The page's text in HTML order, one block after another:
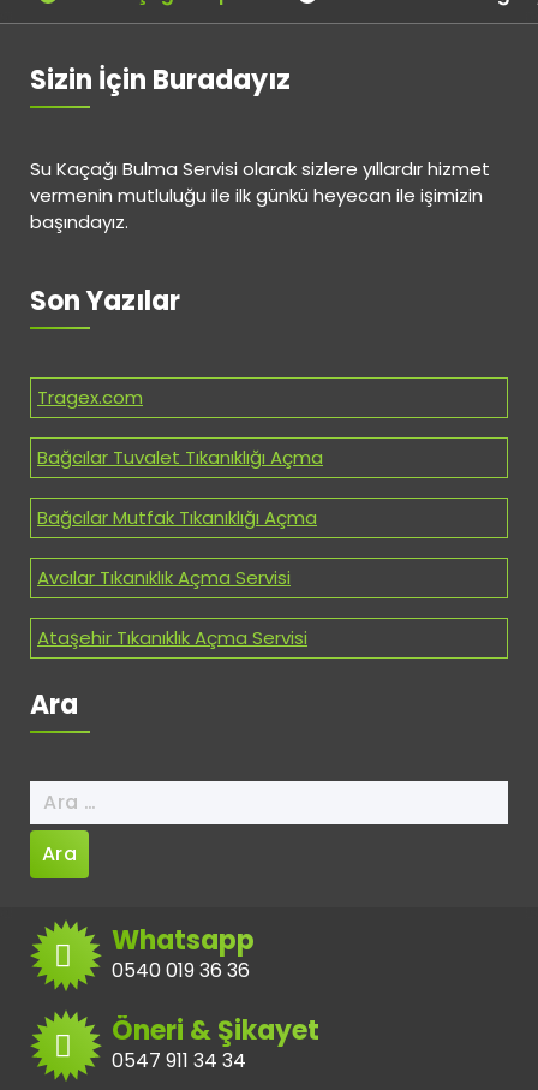
Sizin İçin Buradayız
Su Kaçağı Bulma Servisi olarak sizlere yıllardır hizmet
vermenin mutluluğu ile ilk günkü heyecan ile işimizin
başındayız.
Son Yazılar
Tragex.com
Bağcılar Tuvalet Tıkanıklığı Açma
Bağcılar Mutfak Tıkanıklığı Açma
Avcılar Tıkanıklık Açma Servisi
Ataşehir Tıkanıklık Açma Servisi
Ara
Arama:
Whatsapp
0540 019 36 36
Öneri & Şikayet
0547 911 34 34